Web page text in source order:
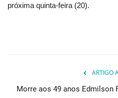
próxima quinta-feira (20).
ARTIGO
Morre aos 49 anos Edmilson